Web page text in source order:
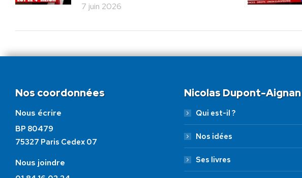
7 juin 2026
Nos coordonnées
Nous écrire
BP 80479
75327 Paris Cedex 07
Nous joindre
Nicolas Dupont-Aignan
Qui est-il ?
Nos idées
Ses livres